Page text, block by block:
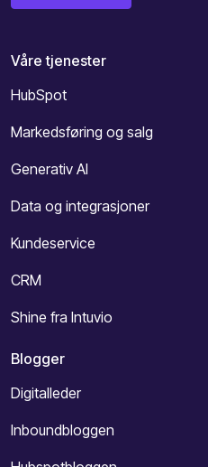
Våre tjenester
HubSpot
Markedsføring og salg
Generativ AI
Data og integrasjoner
Kundeservice
CRM
Shine fra Intuvio
Blogger
Digitalleder
Inboundbloggen